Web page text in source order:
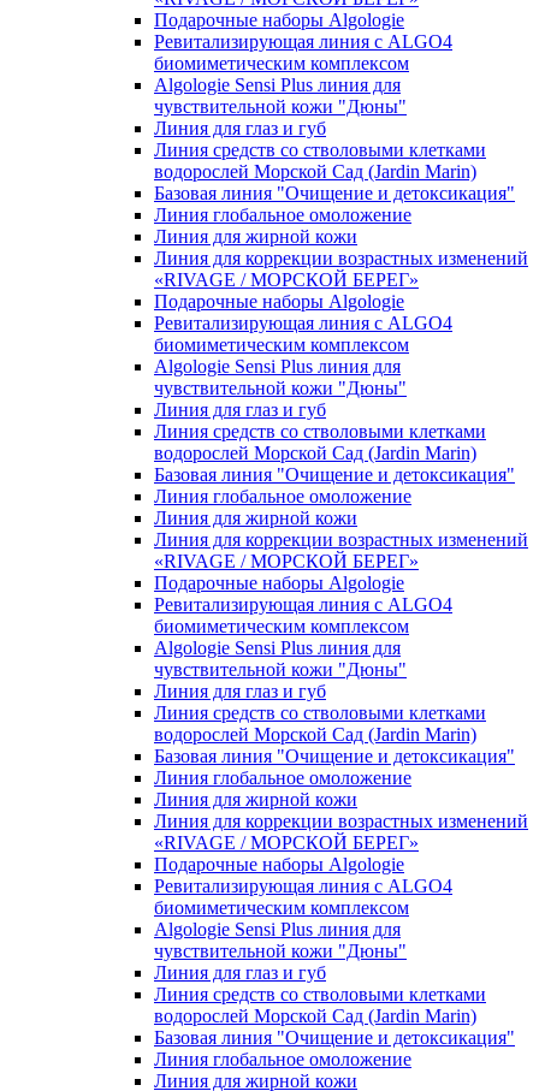
Подарочные наборы Algologie
Ревитализирующая линия с ALGO4
биомиметическим комплексом
Algologie Sensi Plus линия для
чувcтвительной кожи "Дюны"
Линия для глаз и губ
Линия средств со стволовыми клетками
водорослей Морской Сад (Jardin Marin)
Базовая линия "Очищение и детоксикация"
Линия глобальное омоложение
Линия для жирной кожи
Линия для коррекции возрастных изменений
«RIVAGE / МОРСКОЙ БЕРЕГ»
Подарочные наборы Algologie
Ревитализирующая линия с ALGO4
биомиметическим комплексом
Algologie Sensi Plus линия для
чувcтвительной кожи "Дюны"
Линия для глаз и губ
Линия средств со стволовыми клетками
водорослей Морской Сад (Jardin Marin)
Базовая линия "Очищение и детоксикация"
Линия глобальное омоложение
Линия для жирной кожи
Линия для коррекции возрастных изменений
«RIVAGE / МОРСКОЙ БЕРЕГ»
Подарочные наборы Algologie
Ревитализирующая линия с ALGO4
биомиметическим комплексом
Algologie Sensi Plus линия для
чувcтвительной кожи "Дюны"
Линия для глаз и губ
Линия средств со стволовыми клетками
водорослей Морской Сад (Jardin Marin)
Базовая линия "Очищение и детоксикация"
Линия глобальное омоложение
Линия для жирной кожи
Линия для коррекции возрастных изменений
«RIVAGE / МОРСКОЙ БЕРЕГ»
Подарочные наборы Algologie
Ревитализирующая линия с ALGO4
биомиметическим комплексом
Algologie Sensi Plus линия для
чувcтвительной кожи "Дюны"
Линия для глаз и губ
Линия средств со стволовыми клетками
водорослей Морской Сад (Jardin Marin)
Базовая линия "Очищение и детоксикация"
Линия глобальное омоложение
Линия для жирной кожи